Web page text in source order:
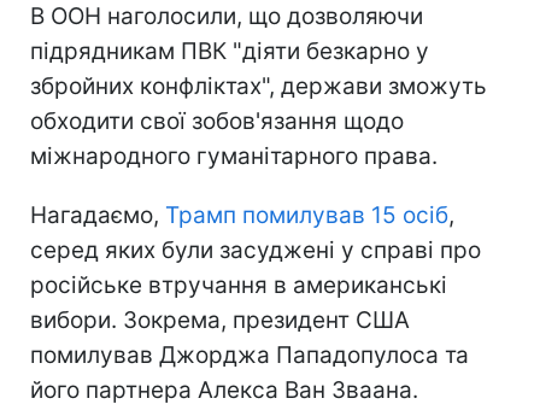
В ООН наголосили, що дозволяючи
підрядникам ПВК "діяти безкарно у
збройних конфліктах", держави зможуть
обходити свої зобов'язання щодо
міжнародного гуманітарного права.
Нагадаємо, Трамп помилував 15 осіб,
серед яких були засуджені у справі про
російське втручання в американські
вибори. Зокрема, президент США
помилував Джорджа Пападопулоса та
його партнера Алекса Ван Зваана.